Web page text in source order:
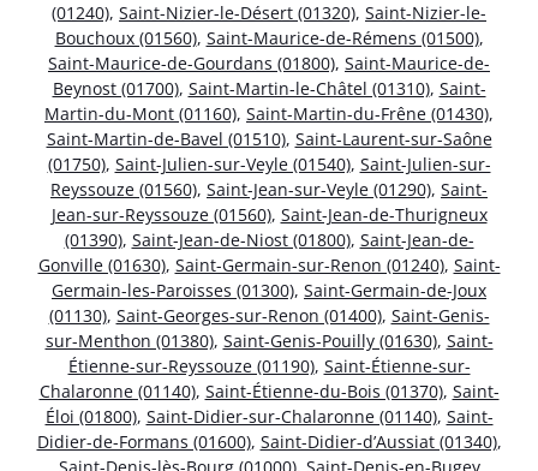
(01240), Saint-Nizier-le-Désert (01320), Saint-Nizier-le-
Bouchoux (01560), Saint-Maurice-de-Rémens (01500),
Saint-Maurice-de-Gourdans (01800), Saint-Maurice-de-
Beynost (01700), Saint-Martin-le-Châtel (01310), Saint-
Martin-du-Mont (01160), Saint-Martin-du-Frêne (01430),
Saint-Martin-de-Bavel (01510), Saint-Laurent-sur-Saône
(01750), Saint-Julien-sur-Veyle (01540), Saint-Julien-sur-
Reyssouze (01560), Saint-Jean-sur-Veyle (01290), Saint-
Jean-sur-Reyssouze (01560), Saint-Jean-de-Thurigneux
(01390), Saint-Jean-de-Niost (01800), Saint-Jean-de-
Gonville (01630), Saint-Germain-sur-Renon (01240), Saint-
Germain-les-Paroisses (01300), Saint-Germain-de-Joux
(01130), Saint-Georges-sur-Renon (01400), Saint-Genis-
sur-Menthon (01380), Saint-Genis-Pouilly (01630), Saint-
Étienne-sur-Reyssouze (01190), Saint-Étienne-sur-
Chalaronne (01140), Saint-Étienne-du-Bois (01370), Saint-
Éloi (01800), Saint-Didier-sur-Chalaronne (01140), Saint-
Didier-de-Formans (01600), Saint-Didier-d’Aussiat (01340),
Saint-Denis-lès-Bourg (01000), Saint-Denis-en-Bugey